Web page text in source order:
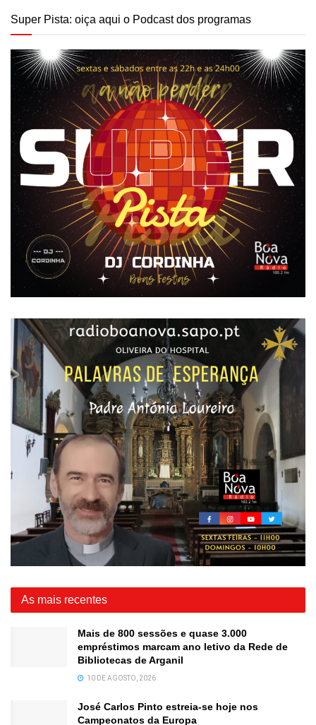
Super Pista: oiça aqui o Podcast dos programas
As mais recentes
Mais de 800 sessões e quase 3.000
empréstimos marcam ano letivo da Rede de
Bibliotecas de Arganil
10 DE AGOSTO, 2026
José Carlos Pinto estreia-se hoje nos
Campeonatos da Europa